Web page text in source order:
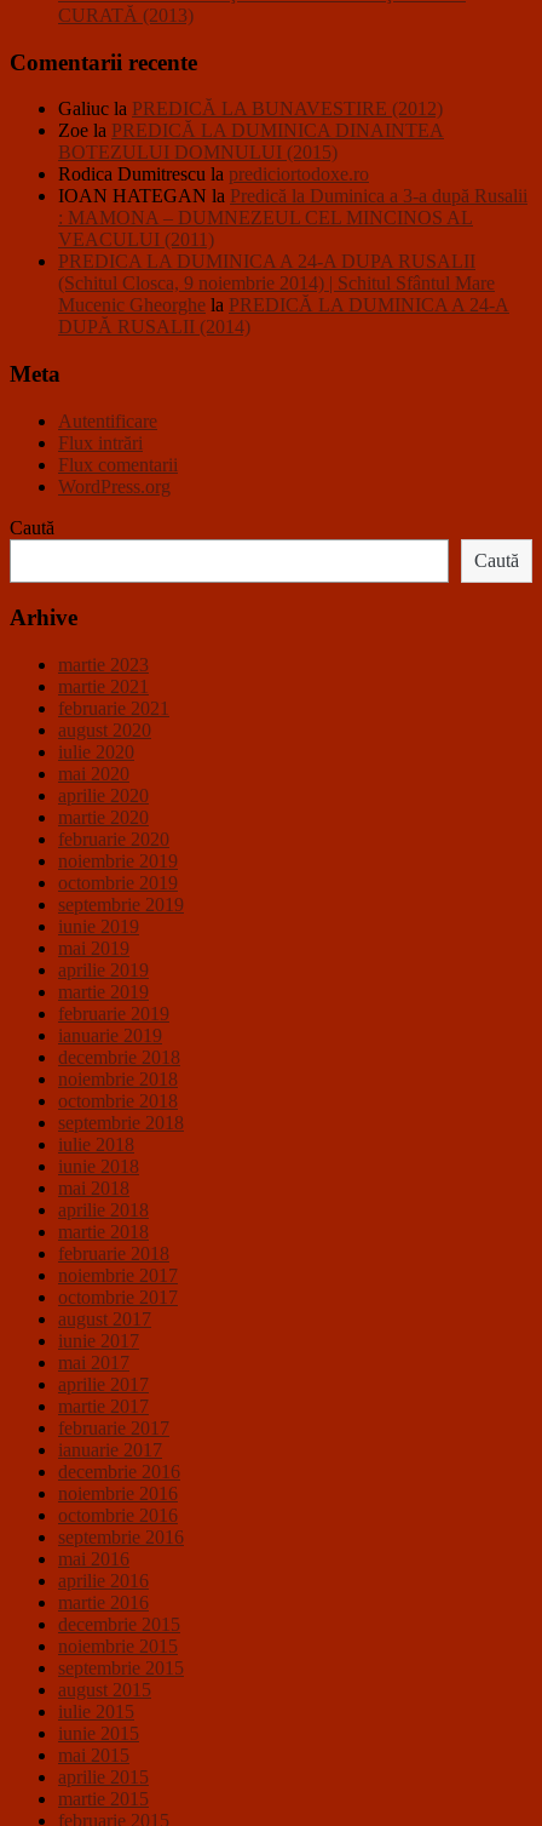
CURATĂ (2013)
Comentarii recente
Galiuc la PREDICĂ LA BUNAVESTIRE (2012)
Zoe la PREDICĂ LA DUMINICA DINAINTEA
BOTEZULUI DOMNULUI (2015)
Rodica Dumitrescu la prediciortodoxe.ro
IOAN HATEGAN la Predică la Duminica a 3-a după Rusalii
: MAMONA – DUMNEZEUL CEL MINCINOS AL
VEACULUI (2011)
PREDICA LA DUMINICA A 24-A DUPA RUSALII
(Schitul Closca, 9 noiembrie 2014) | Schitul Sfântul Mare
Mucenic Gheorghe la PREDICĂ LA DUMINICA A 24-A
DUPĂ RUSALII (2014)
Meta
Autentificare
Flux intrări
Flux comentarii
WordPress.org
Caută
Caută
Arhive
martie 2023
martie 2021
februarie 2021
august 2020
iulie 2020
mai 2020
aprilie 2020
martie 2020
februarie 2020
noiembrie 2019
octombrie 2019
septembrie 2019
iunie 2019
mai 2019
aprilie 2019
martie 2019
februarie 2019
ianuarie 2019
decembrie 2018
noiembrie 2018
octombrie 2018
septembrie 2018
iulie 2018
iunie 2018
mai 2018
aprilie 2018
martie 2018
februarie 2018
noiembrie 2017
octombrie 2017
august 2017
iunie 2017
mai 2017
aprilie 2017
martie 2017
februarie 2017
ianuarie 2017
decembrie 2016
noiembrie 2016
octombrie 2016
septembrie 2016
mai 2016
aprilie 2016
martie 2016
decembrie 2015
noiembrie 2015
septembrie 2015
august 2015
iulie 2015
iunie 2015
mai 2015
aprilie 2015
martie 2015
februarie 2015